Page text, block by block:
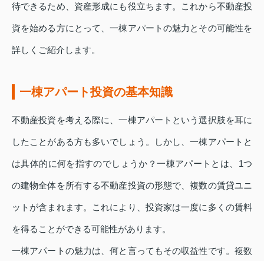
待できるため、資産形成にも役立ちます。これから不動産投
資を始める方にとって、一棟アパートの魅力とその可能性を
詳しくご紹介します。
一棟アパート投資の基本知識
不動産投資を考える際に、一棟アパートという選択肢を耳に
したことがある方も多いでしょう。しかし、一棟アパートと
は具体的に何を指すのでしょうか？一棟アパートとは、1つ
の建物全体を所有する不動産投資の形態で、複数の賃貸ユニ
ットが含まれます。これにより、投資家は一度に多くの賃料
を得ることができる可能性があります。
一棟アパートの魅力は、何と言ってもその収益性です。複数